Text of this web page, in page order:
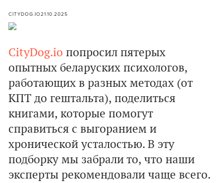
CITYDOG.IO21.10.2025
CityDog.io попросил пятерых
опытных беларуских психологов,
работающих в разных методах (от
КПТ до гештальта), поделиться
книгами, которые помогут
справиться с выгоранием и
хронической усталостью. В эту
подборку мы забрали то, что наши
эксперты рекомендовали чаще всего.